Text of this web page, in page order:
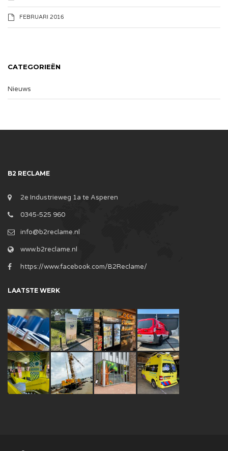
FEBRUARI 2016
CATEGORIEËN
Nieuws
B2 RECLAME
2e Industrieweg 1a te Asperen
0345-525 960
info@b2reclame.nl
www.b2reclame.nl
https://www.facebook.com/B2Reclame/
LAATSTE WERK